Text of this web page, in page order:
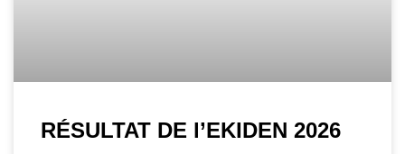
RÉSULTAT DE l’EKIDEN 2026